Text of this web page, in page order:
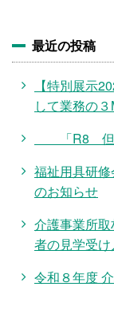
最近の投稿
【特別展示
して業務の
「R8 但馬
福祉用具研
のお知らせ
介護事業所
者の見学受
令和８年度